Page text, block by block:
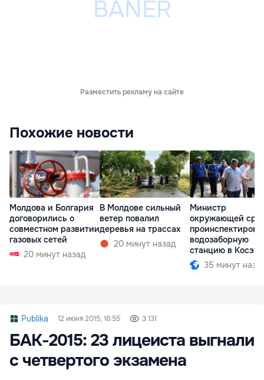
Разместить рекламу на сайте
Похожие новости
Молдова и Болгария
договорились о
совместном развитии
газовых сетей
20 минут назад
В Молдове сильный
ветер повалил
деревья на трассах
20 минут назад
Министр
окружающей
водозаборную
станцию в
35 минут
Publika 12 июня 2015, 16:55 3 131
БАК-2015: 23 лицеиста выгнали
с четвертого экзамена